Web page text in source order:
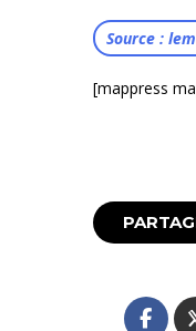
Source :
[mappress